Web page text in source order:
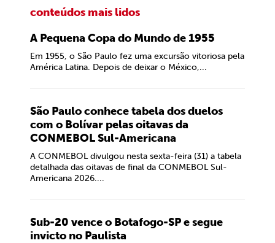
conteúdos mais lidos
A Pequena Copa do Mundo de 1955
Em 1955, o São Paulo fez uma excursão vitoriosa pela
América Latina. Depois de deixar o México,...
São Paulo conhece tabela dos duelos
com o Bolívar pelas oitavas da
CONMEBOL Sul-Americana
A CONMEBOL divulgou nesta sexta-feira (31) a tabela
detalhada das oitavas de final da CONMEBOL Sul-
Americana 2026....
Sub-20 vence o Botafogo-SP e segue
invicto no Paulista